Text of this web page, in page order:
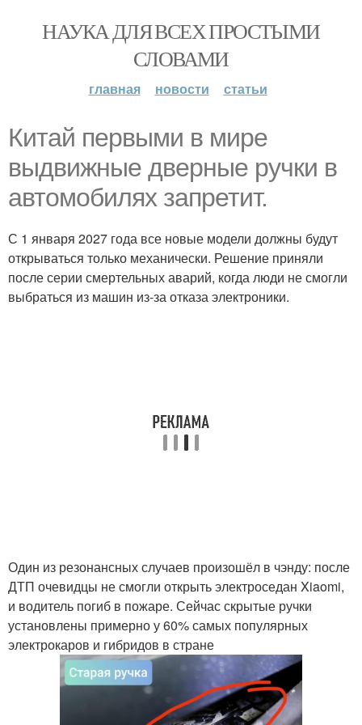
НАУКА ДЛЯ ВСЕХ ПРОСТЫМИ
СЛОВАМИ
главная новости статьи
Китай первыми в мире
выдвижные дверные ручки в
автомобилях запретит.
С 1 января 2027 года все новые модели должны будут
открываться только механически. Решение приняли
после серии смертельных аварий, когда люди не смогли
выбраться из машин из-за отказа электроники.
Один из резонансных случаев произошёл в чэнду: после
ДТП очевидцы не смогли открыть электроседан Xiaomi,
и водитель погиб в пожаре. Сейчас скрытые ручки
установлены примерно у 60% самых популярных
электрокаров и гибридов в стране